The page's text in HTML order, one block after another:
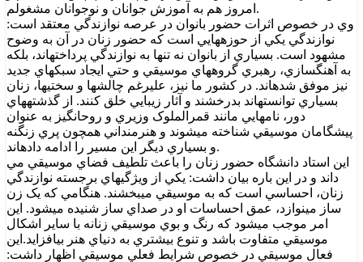
امروز هم به آموزش جوانان و نوجوانان مشغولم.
وي در خصوص اثرات حضور بانوان در عرصه نوازندگي معتقد است:
نوازندگي يکي از حوزههايي است که حضور زنان در آن به وضوح
مشهود است. بسياري از بانوان نه تنها به نوازندگي پرداختهاند، بلکه
به آهنگسازي، رهبري گروههاي موسيقي و حتي ايجاد سبکهاي جديد
نيز موفق شدهاند. در کشور ما نيز، عليرغم چالشها و سختيها، زنان
بسياري توانستهاند بدرخشند و آثار زيبايي خلق کنند. از گذشتههاي
دور، نامهايي مانند قمرالملوک وزيري و روحانگيز به عنوان
پيشگامان موسيقي شناخته ميشوند و هنرمنداني همچون پري زنگنه
و بسياري ديگر اين مسير را ادامه دادهاند.
اين استاد دانشگاه حضور زنان را باعث تلطيف فضاي موسيقي مي
داند و در اين باره بيان داشت: يکي از ويژگيهاي برجسته نوازندگي
زنان، احساسي است که به موسيقي ميبخشند. هنگامي که يک زن
ساز مينوازد، عمق احساسات او در صداي ساز شنيده ميشود. اين
امر موجب ميشود که رنگ و بوي موسيقي زنانه با ساير اشکال
موسيقي متفاوت باشد و تنوع بيشتري به دنياي هنر بيافزايد.اين
فعال موسيقي در خصوص شرايط فعلي موسيقي اظهار داشت: